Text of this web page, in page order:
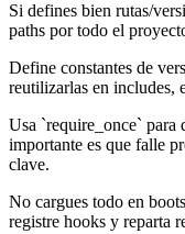
Si defines bien rutas/
paths por todo el
Define constantes de
reutilizarlas en includes,
Usa `require_once` para
importante es que falle
clave.
No cargues todo en
registre hooks y reparta